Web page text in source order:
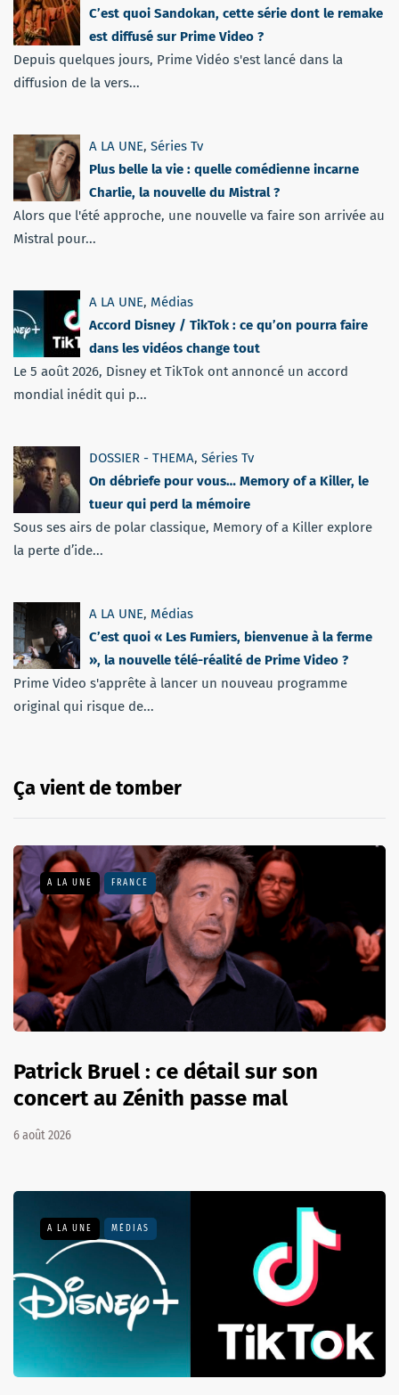
C’est quoi Sandokan, cette série dont le remake
est diffusé sur Prime Video ?
Depuis quelques jours, Prime Vidéo s'est lancé dans la
diffusion de la vers...
A LA UNE, Séries Tv
Plus belle la vie : quelle comédienne incarne
Charlie, la nouvelle du Mistral ?
Alors que l'été approche, une nouvelle va faire son arrivée au
Mistral pour...
A LA UNE, Médias
Accord Disney / TikTok : ce qu’on pourra faire
dans les vidéos change tout
Le 5 août 2026, Disney et TikTok ont annoncé un accord
mondial inédit qui p...
DOSSIER - THEMA, Séries Tv
On débriefe pour vous… Memory of a Killer, le
tueur qui perd la mémoire
Sous ses airs de polar classique, Memory of a Killer explore
la perte d’ide...
A LA UNE, Médias
C’est quoi « Les Fumiers, bienvenue à la ferme
», la nouvelle télé-réalité de Prime Video ?
Prime Video s'apprête à lancer un nouveau programme
original qui risque de...
Ça vient de tomber
A LA UNE FRANCE
Patrick Bruel : ce détail sur son
concert au Zénith passe mal
6 août 2026
A LA UNE MÉDIAS